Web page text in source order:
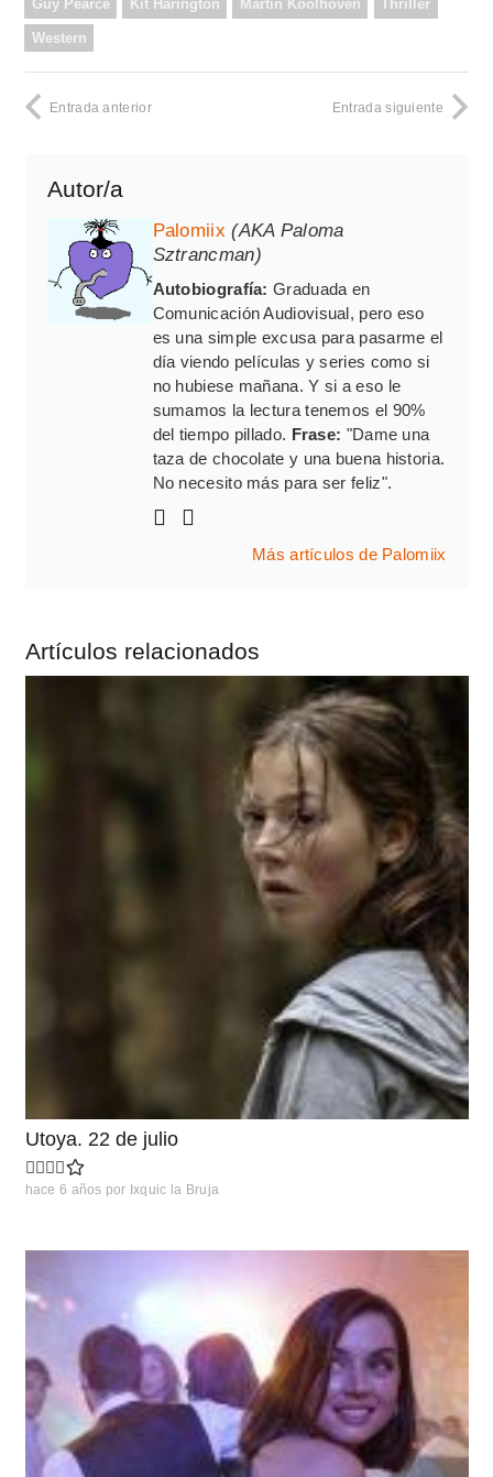
Guy Pearce Kit Harington Martin Koolhoven Thriller
Western
Entrada anterior Entrada siguiente
Autor/a
Palomiix (AKA Paloma
Sztrancman)
Autobiografía: Graduada en
Comunicación Audiovisual, pero eso
es una simple excusa para pasarme el
día viendo películas y series como si
no hubiese mañana. Y si a eso le
sumamos la lectura tenemos el 90%
del tiempo pillado. Frase: "Dame una
taza de chocolate y una buena historia.
No necesito más para ser feliz".
Más artículos de Palomiix
Artículos relacionados
Utoya. 22 de julio
hace 6 años por Ixquic la Bruja